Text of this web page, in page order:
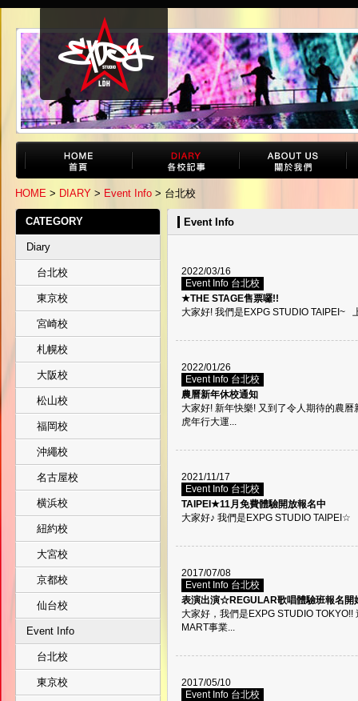
HOME > DIARY > Event Info > 台北校
CATEGORY
Diary
台北校
東京校
宮崎校
札幌校
大阪校
松山校
福岡校
沖繩校
名古屋校
横浜校
紐約校
大宮校
京都校
仙台校
Event Info
台北校
東京校
Event Info
2022/03/16
Event Info 台北校
★THE STAGE售票囉!!
大家好! 我們是EXPG STUDIO TAIPEI~
2022/01/26
Event Info 台北校
農曆新年休校通知
大家好! 新年快樂! 又到了令人期待的農
虎年行大運...
2021/11/17
Event Info 台北校
TAIPEI★11月免費體驗開放報名中
大家好♪ 我們是EXPG STUDIO TAIPEI☆
2017/07/08
Event Info 台北校
表演出演☆REGULAR歌唱體驗班報名開
大家好，我們是EXPG STUDIO
MART事業...
2017/05/10
Event Info 台北校